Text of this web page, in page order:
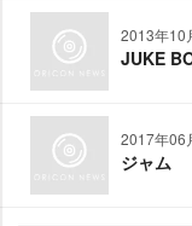
2013年10
JUKE
2017年06
ジャム